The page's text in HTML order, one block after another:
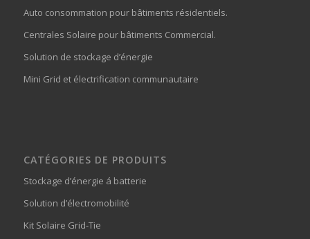
Auto consommation pour bâtiments résidentiels.
Centrales Solaire pour bâtiments Commercial.
Solution de stockage d’énergie
Mini Grid et électrification communautaire
CATÉGORIES DE PRODUITS
Stockage d’énergie á batterie
Solution d’électromobilité
Kit Solaire Grid-Tie